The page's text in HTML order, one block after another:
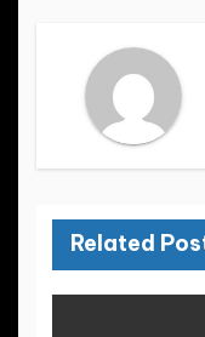
Related